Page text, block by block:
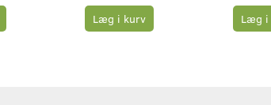
Læg i kurv Læg i